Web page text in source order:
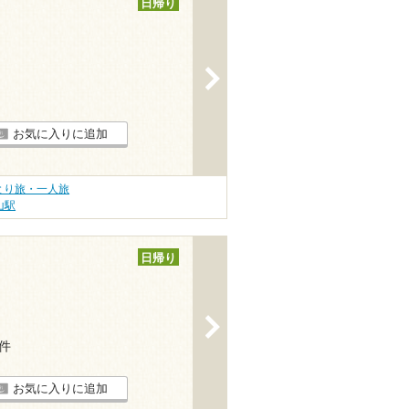
日帰り
お気に入りに追加
り旅・一人旅
駅
日帰り
お気に入りに追加